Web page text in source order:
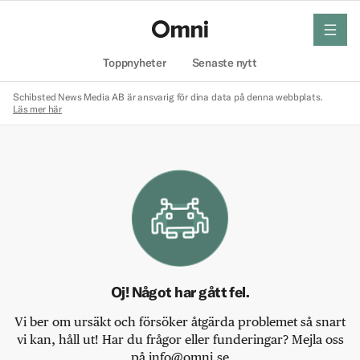
Toppnyheter Senaste nytt
meny
Schibsted News Media AB är ansvarig för dina data på denna webbplats.
Läs mer här
Oj! Något har gått fel.
Vi ber om ursäkt och försöker åtgärda problemet så snart
vi kan, håll ut! Har du frågor eller funderingar? Mejla oss